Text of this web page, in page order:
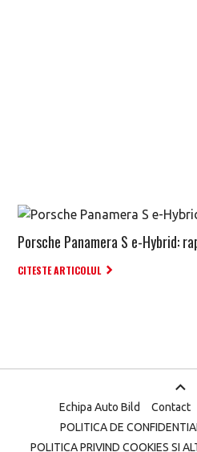
Porsche Panamera S e-Hybrid:
CITESTE ARTICOLUL
Echipa Auto Bild Contact
POLITICA DE
POLITICA PRIVIND COOKIES SI